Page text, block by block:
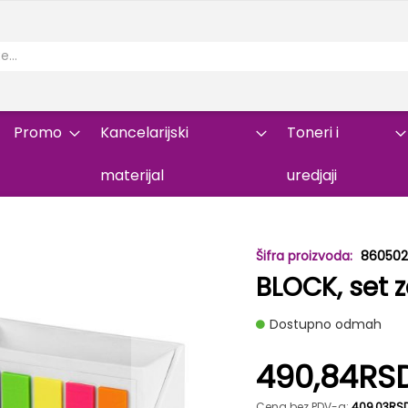
Promo Kancelarijski
materijal
Toneri i
uredjaji
BLOCK, set
Dostupno odmah